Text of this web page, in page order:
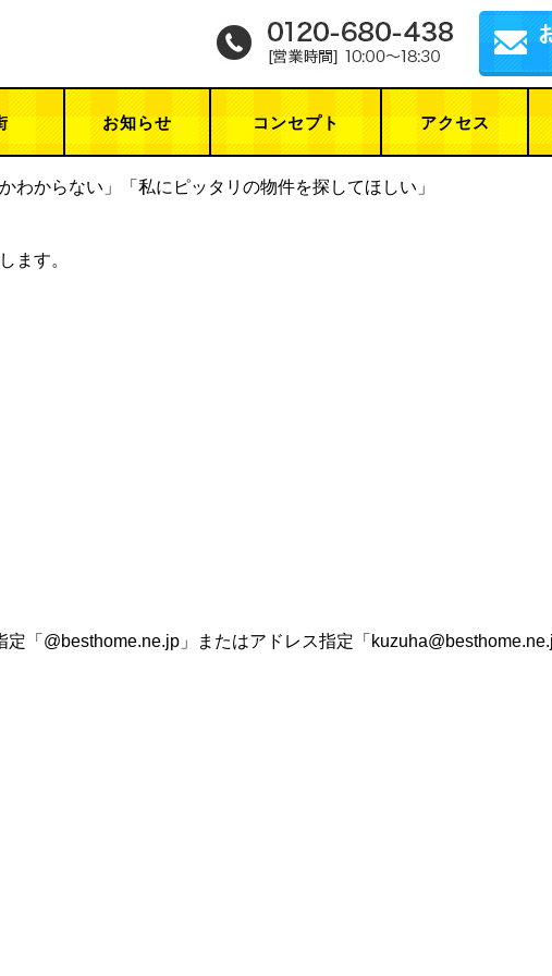
お知らせ コンセプト アクセス
わからない」「私にピッタリの物件を探してほしい」
ます。
「@besthome.ne.jp」またはアドレス指定「